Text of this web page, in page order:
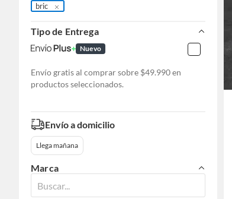
bric
Tipo de Entrega
Nuevo
Envío gratis al comprar sobre $49.990 en
productos seleccionados.
Envío a domicilio
Llega mañana
Marca